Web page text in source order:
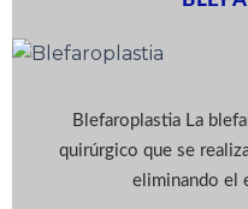
Blefaroplastia La
quirúrgico que se
eliminando el